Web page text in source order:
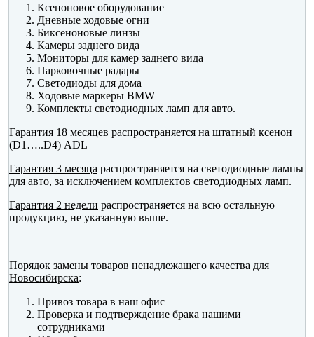
Ксеноновое оборудование
Дневные ходовые огни
Биксеноновые линзы
Камеры заднего вида
Мониторы для камер заднего вида
Парковочные радары
Светодиоды для дома
Ходовые маркеры BMW
Комплекты светодиодных ламп для авто.
Гарантия 18 месяцев распространяется на штатный ксенон
(D1…..D4) ADL
Гарантия 3 месяца распространяется на светодиодные лампы
для авто, за исключением комплектов светодиодных ламп.
Гарантия 2 недели распространяется на всю остальную
продукцию, не указанную выше.
Порядок замены товаров ненадлежащего качества для
Новосибирска:
Привоз товара в наш офис
Проверка и подтверждение брака нашими
сотрудниками